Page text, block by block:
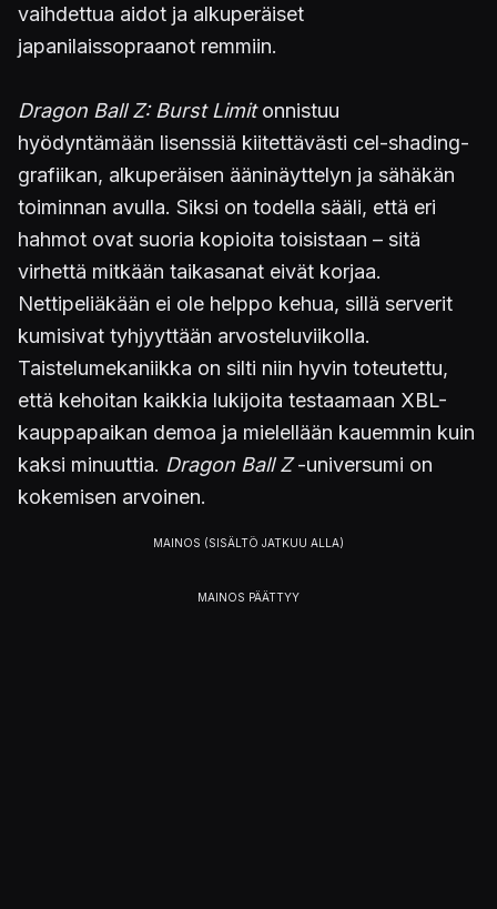
vaihdettua aidot ja alkuperäiset
japanilaissopraanot remmiin.
Dragon Ball Z: Burst Limitonnistuu
hyödyntämään lisenssiä kiitettävästi cel-shading-
grafiikan, alkuperäisen ääninäyttelyn ja sähäkän
toiminnan avulla. Siksi on todella sääli, että eri
hahmot ovat suoria kopioita toisistaan – sitä
virhettä mitkään taikasanat eivät korjaa.
Nettipeliäkään ei ole helppo kehua, sillä serverit
kumisivat tyhjyyttään arvosteluviikolla.
Taistelumekaniikka on silti niin hyvin toteutettu,
että kehoitan kaikkia lukijoita testaamaan XBL-
kauppapaikan demoa ja mielellään kauemmin kuin
kaksi minuuttia. Dragon Ball Z-universumi on
kokemisen arvoinen.